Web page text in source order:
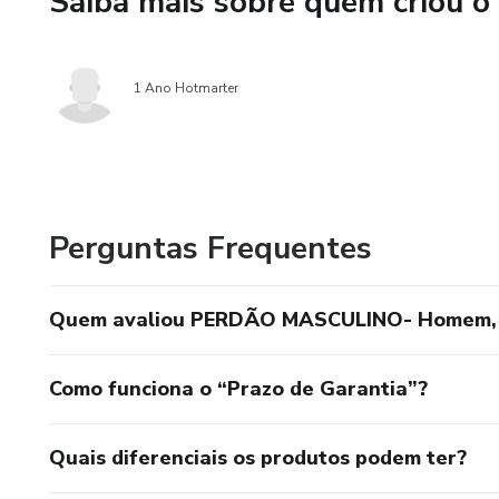
e ocupar o lugar de homem
Perdoar a sua mãe é libertar
1 Ano Hotmarter
Perguntas Frequentes
Quem avaliou PERDÃO MASCULINO-
Como funciona o “Prazo de Garantia”?
Quais diferenciais os produtos podem ter?